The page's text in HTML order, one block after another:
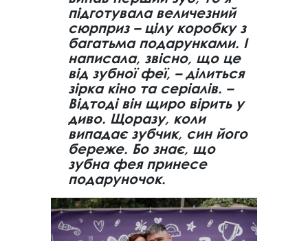
підготувала величезний
сюрприз – цілу коробку з
багатьма подарунками. І
написала, звісно, що це
від зубної феї, – ділиться
зірка кіно та серіалів. –
Відтоді він щиро вірить у
диво. Щоразу, коли
випадає зубчик, син його
береже. Бо знає, що
зубна фея принесе
подаруночок.